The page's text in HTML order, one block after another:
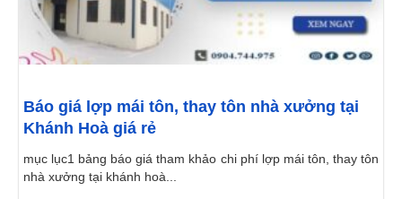
Báo giá lợp mái tôn, thay tôn nhà xưởng tại
Khánh Hoà giá rẻ
mục lục1 bảng báo giá tham khảo chi phí lợp mái tôn, thay tôn
nhà xưởng tại khánh hoà...